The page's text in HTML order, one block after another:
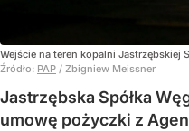
Wejście na teren kopalni Jastrzębskiej
Źródło: PAP / Zbigniew Meissner
Jastrzębska Spółka
umowę pożyczki z